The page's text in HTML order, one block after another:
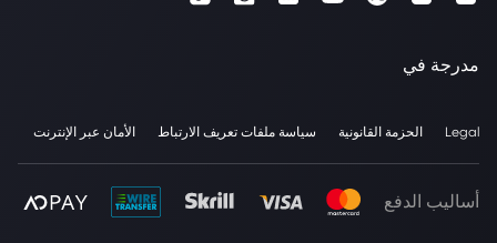
مدرجة في
Legal الحزمة القانونية سياسة ملفات تعريف الارتباط الأمان عبر الإنترنت
أساليب الدفع